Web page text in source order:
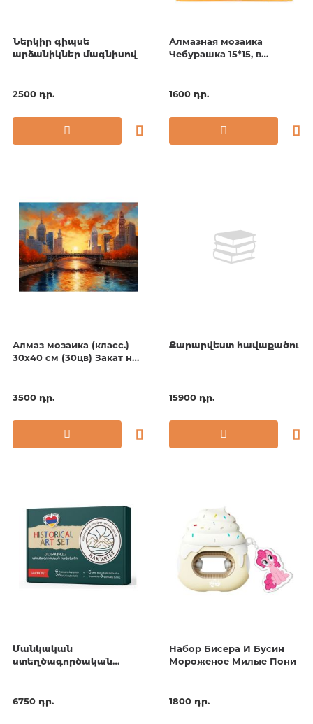
Ներկիր գիպսե
արձանիկներ մագնիսով
2500 դր.
Алмазная мозаика
Чебурашка 15*15, в
1600 դր.
Алмаз мозаика (класс.)
30х40 см (30цв) Закат над
3500 դր.
Քարարվեստ հավաքածու
15900 դր.
Մանկական
ստեղծագործական
6750 դր.
Набор Бисера И Бусин
Мороженое Милые Пони
1800 դր.